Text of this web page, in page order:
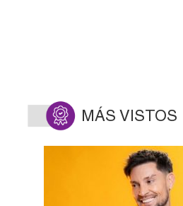
MÁS VISTOS